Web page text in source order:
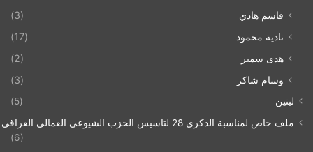
قاسم هادي
(3)
نادية محمود
(17)
هدى سمير
(2)
وسام شاكر
(3)
لينين
(5)
ملف خاص لمناسبة الذكرى 28 لتاسيس الحزب الشيوعي العمالي العراقي 1993/07/21
(6)